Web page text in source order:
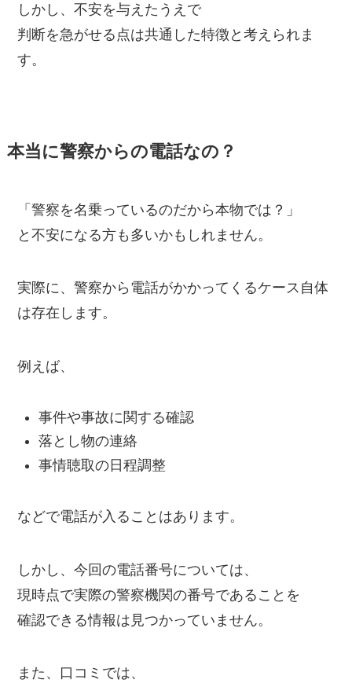
しかし、不安を与えたうえで
判断を急がせる点は共通した特徴と考えられま
す。
本当に警察からの電話なの？
「警察を名乗っているのだから本物では？」
と不安になる方も多いかもしれません。
実際に、警察から電話がかかってくるケース自体
は存在します。
例えば、
事件や事故に関する確認
落とし物の連絡
事情聴取の日程調整
などで電話が入ることはあります。
しかし、今回の電話番号については、
現時点で実際の警察機関の番号であることを
確認できる情報は見つかっていません。
また、口コミでは、